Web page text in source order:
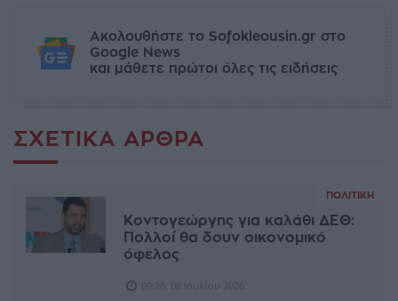
Ακολουθήστε το Sofokleousin.gr στο
Google News
και μάθετε πρώτοι όλες τις ειδήσεις
ΣΧΕΤΙΚΆ ΆΡΘΡΑ
ΠΟΛΙΤΙΚΉ
Κοντογεώργης για καλάθι ΔΕΘ:
Πολλοί θα δουν οικονομικό
όφελος